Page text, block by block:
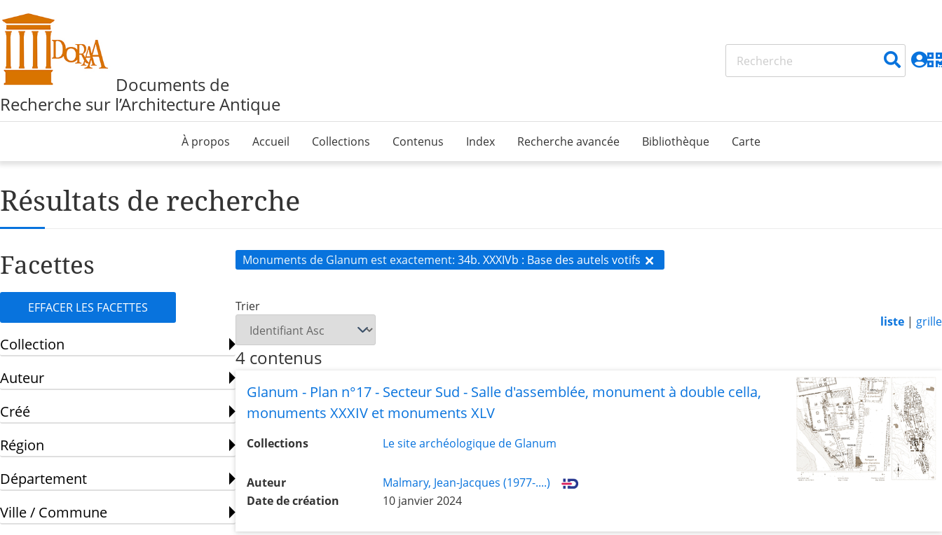
Documents de
Recherche sur l’Architecture Antique
À propos Accueil Collections Contenus Index Recherche avancée Bibliothèque Carte
Résultats de recherche
Facettes
EFFACER LES FACETTES
Collection
Auteur
Créé
Région
Département
Ville / Commune
Monuments de Glanum est exactement 34b. XXXIVb : Base des autels votifs
Trier
liste | grille
4 contenus
Glanum - Plan n°17 - Secteur Sud - Salle d'assemblée, monument à double cella,
monuments XXXIV et monuments XLV
Collections Le site archéologique de Glanum
Auteur
Malmary, Jean-Jacques (1977-....)
Date de création
10 janvier 2024